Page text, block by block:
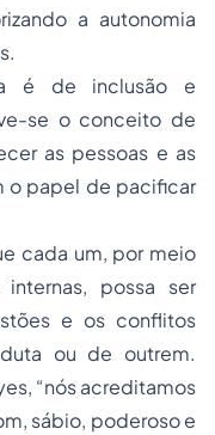
a autonomia
é de inclusão e
se o conceito de
as pessoas e as
o papel de pacificar
cada um, por meio
possa ser
e os conflitos
ou de outrem.
“nós acreditamos
sábio, poderoso e